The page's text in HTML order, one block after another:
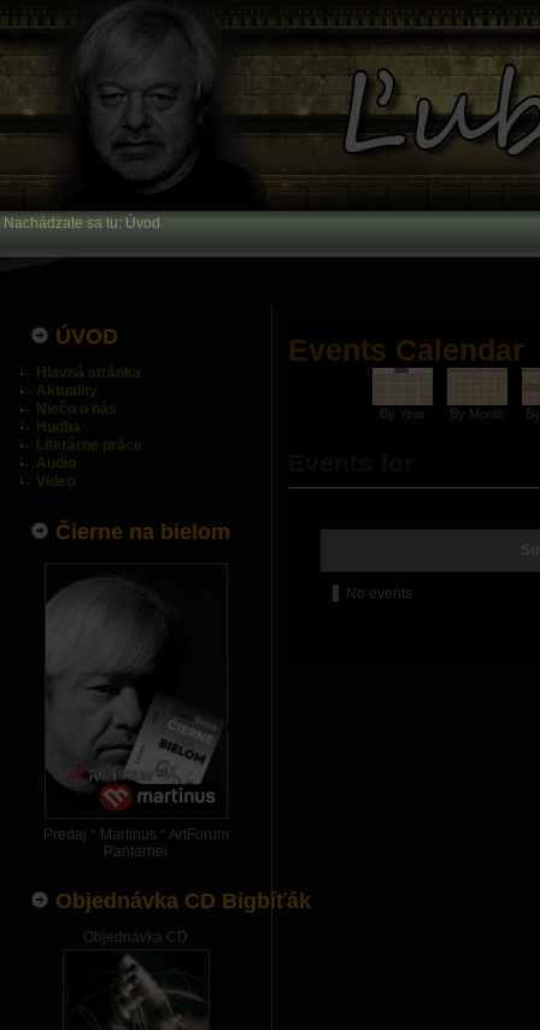
Nachádzate sa tu: Úvod
ÚVOD
Hlavná stránka
Aktuality
Niečo o nás
Hudba
Literárne práce
Audio
Video
Čierne na bielom
Predaj * Martinus * ArtForum
Pantarhei
Objednávka CD Bigbíťák
Objednávka CD
Events Calendar
By Year By Month
No events